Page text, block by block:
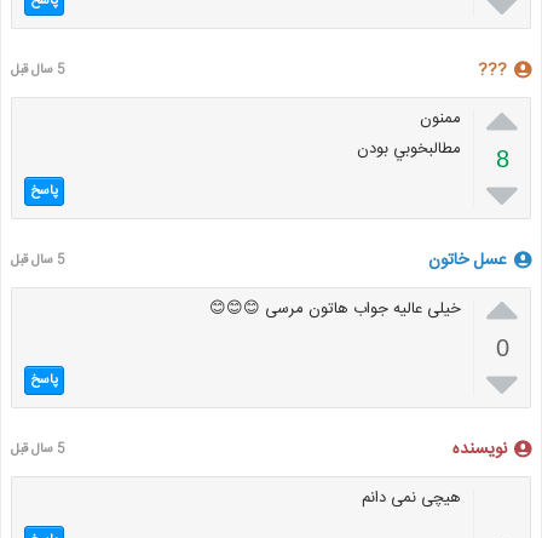
??? 5 سال قبل

8

ممنون
مطالبخوبي بودن
پاسخ
عسل خاتون 5 سال قبل

0

خیلی عالیه جواب هاتون مرسی 😊😊😊
پاسخ
نویسنده 5 سال قبل
هیچی نمی دانم